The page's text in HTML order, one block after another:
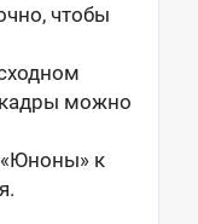
чтобы
кадры можно
к